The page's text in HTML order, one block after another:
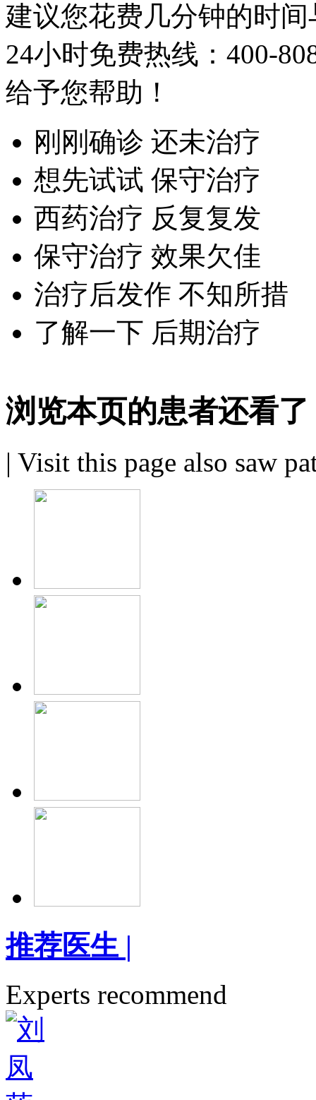
建议您花费几分钟的时
24小时免费热线： 400-
给予您帮助！
刚刚确诊 还未治疗
想先试试 保守治疗
西药治疗 反复复发
保守治疗 效果欠佳
治疗后发作 不知所措
了解一下 后期治疗
浏览本页的患者还看了
| Visit this page also saw
推荐医生 |
Experts recommend